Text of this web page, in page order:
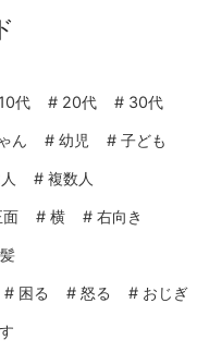
10代 # 20代 # 30代
ん # 幼児 # 子ども
# 複数人
面 # 横 # 右向き
髪
# 困る # 怒る # おじぎ